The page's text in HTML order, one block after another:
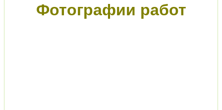
Фотографии работ